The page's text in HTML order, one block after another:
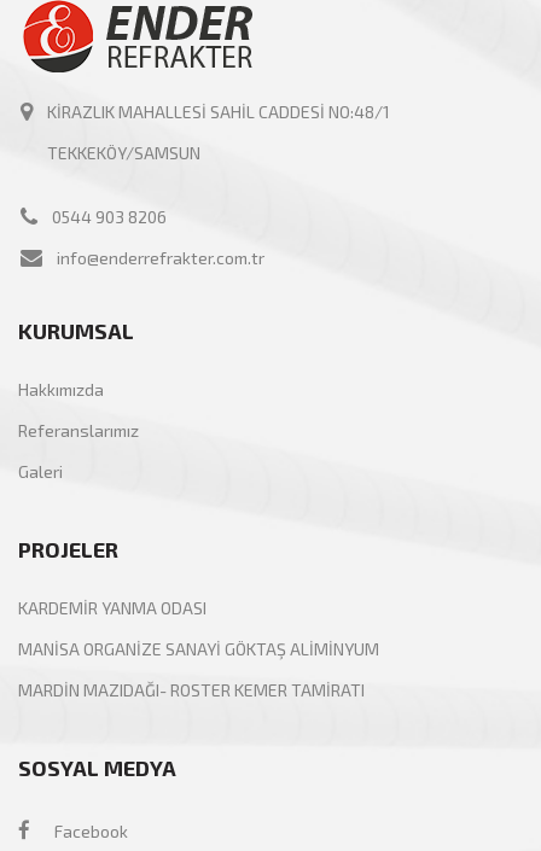
KİRAZLIK MAHALLESİ SAHİL CADDESİ NO:48/1
TEKKEKÖY/SAMSUN
0544 903 8206
info@enderrefrakter.com.tr
KURUMSAL
Hakkımızda
Referanslarımız
Galeri
PROJELER
KARDEMİR YANMA ODASI
MANİSA ORGANİZE SANAYİ GÖKTAŞ ALİMİNYUM
MARDİN MAZIDAĞI- ROSTER KEMER TAMİRATI
SOSYAL MEDYA
Facebook